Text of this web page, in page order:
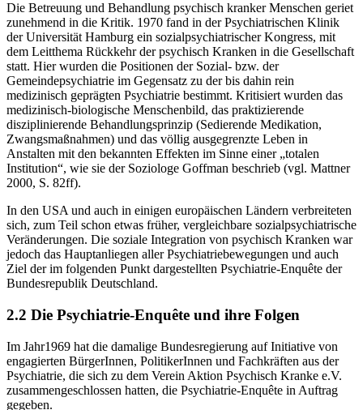
Die Betreuung und Behandlung psychisch kranker Menschen geriet
zunehmend in die Kri­tik. 1970 fand in der Psychiatrischen Klinik
der Universität Hamburg ein sozialpsychiatri­scher Kongress, mit
dem Leitthema Rückkehr der psychisch Kranken in die Gesellschaft
statt. Hier wurden die Positionen der Sozial- bzw. der
Gemeindepsychiatrie im Gegensatz zu der bis dahin rein
medizinisch geprägten Psychiatrie bestimmt. Kritisiert wurden das
medizinisch-biologische Menschenbild, das praktizierende
disziplinierende Behandlungs­prinzip (Sedierende Medikation,
Zwangsmaßnahmen) und das völlig ausgegrenzte Leben in
Anstalten mit den bekannten Effekten im Sinne einer „totalen
Institution“, wie sie der Soziologe Goffman beschrieb (vgl. Mattner
2000, S. 82ff).
In den USA und auch in einigen europäischen Ländern verbreiteten
sich, zum Teil schon etwas früher, vergleichbare sozialpsychiatrische
Veränderungen. Die soziale Integration von psychisch Kranken war
jedoch das Hauptanliegen aller Psychiatriebewegungen und auch
Ziel der im folgenden Punkt dargestellten Psychiatrie-Enquête der
Bundesrepublik Deutschland.
2.2 Die Psychiatrie-Enquête und ihre Folgen
Im Jahr1969 hat die damalige Bundesregierung auf Initiative von
engagierten BürgerInnen, PolitikerInnen und Fachkräften aus der
Psychiatrie, die sich zu dem Verein Aktion Psy­chisch Kranke e.V.
zusammengeschlossen hatten, die Psychiatrie-Enquête in Auftrag
ge­ge­ben.